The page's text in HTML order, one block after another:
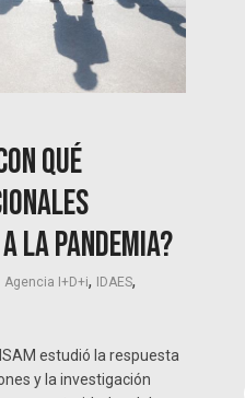
qué
la pandemia?
Agencia I+D+i, IDAES,
estudió la respuesta
y la investigación